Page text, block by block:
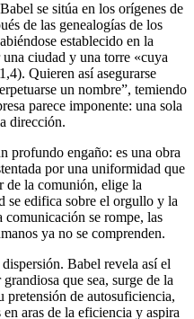
se sitúa en los orígenes de
de las genealogías de los
establecido en la
ciudad y una torre «cuya
Quieren así asegurarse
un nombre”, temiendo
parece imponente: una sola
dirección.
profundo engaño: es una obra
por una uniformidad que
de la comunión, elige la
se edifica sobre el orgullo y la
comunicación se rompe, las
ya no se comprenden.
Babel revela así el
que sea, surge de la
pretensión de autosuficiencia,
aras de la eficiencia y aspira